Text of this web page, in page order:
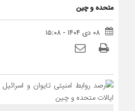
متحده و چین
۰۸ دی ۱۴۰۴ - ۱۵:۰۸